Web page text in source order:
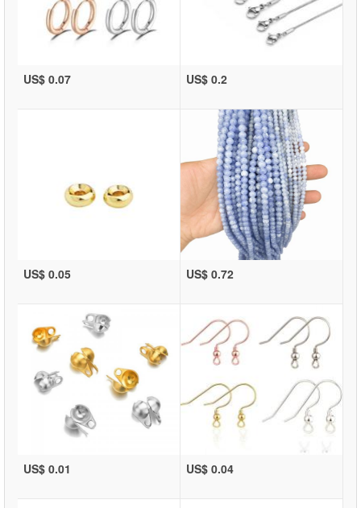
US$ 0.07 US$ 0.2
US$ 0.05 US$ 0.72
US$ 0.01 US$ 0.04